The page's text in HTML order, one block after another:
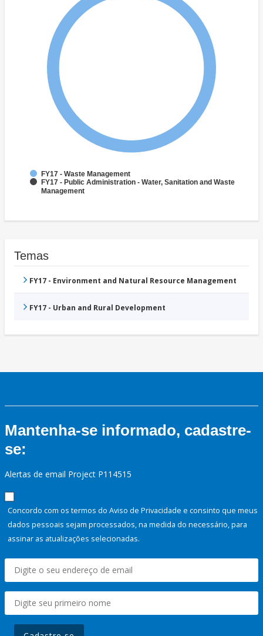
FY17 - Waste Management
FY17 - Public Administration - Water, Sanitation and Waste
Management
Temas
FY17 - Environment and Natural Resource Management
FY17 - Urban and Rural Development
Mantenha-se informado, cadastre-
se:
Alertas de email Project P114515
Concordo com os termos do Aviso de Privacidade e consinto que meus
dados pessoais sejam processados, na medida do necessário, para
assinar as atualizações selecionadas.